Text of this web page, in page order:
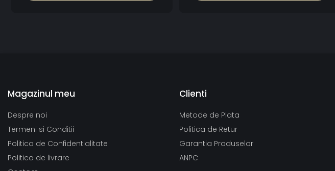
Magazinul meu
Despre noi
Termeni si Conditii
Politica de Confidentialitate
Politica de livrare
Clienti
Metode de Plata
Politica de Retur
Garantia Produselor
ANPC